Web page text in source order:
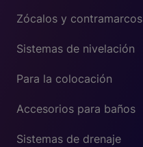
Zócalos y contramarcos
Sistemas de nivelación
Para la colocación
Accesorios para baños
Sistemas de drenaje